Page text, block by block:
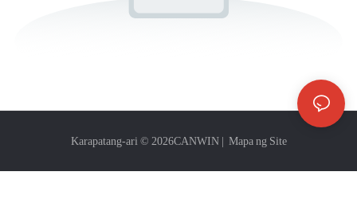
Karapatang-ari © 2026CANWIN | Mapa ng Site